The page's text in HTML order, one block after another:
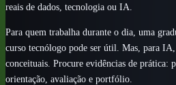
reais de dados, tecnologia ou IA.
Para quem trabalha durante o dia, uma
curso tecnólogo pode ser útil. Mas, para
conceituais. Procure evidências de prática:
orientação, avaliação e portfólio.